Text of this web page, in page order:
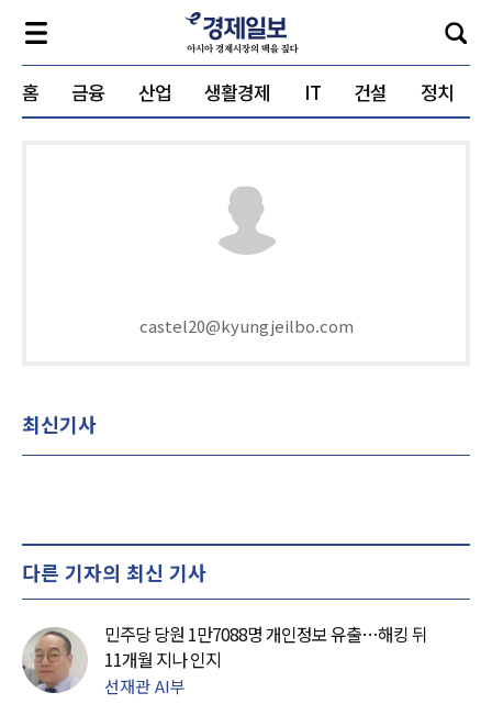
홈 금융 산업 생활경제 IT 건설 정치
castel20@kyungjeilbo.com
최신기사
다른 기자의 최신 기사
민주당 당원 1만7088명 개인정보 유출…해킹 뒤
11개월 지나 인지
선재관 AI부